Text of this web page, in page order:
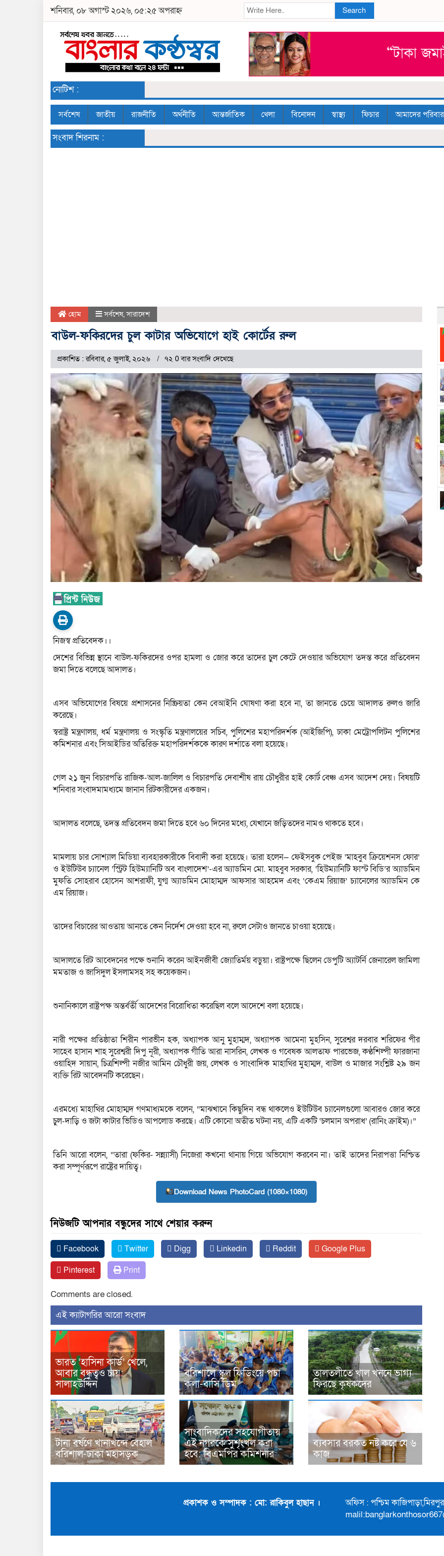
শনিবার, ০৮ অগাস্ট ২০২৬, ০৫:২৫ অপরাহ্ন Search
নোটিশ :
সর্বশেষ জাতীয় রাজনীতি অর্থনীতি আন্তর্জাতিক খেলা বিনোদন স্বাস্থ্য ফিচার আমাদের পরিবার
সংবাদ শিরনাম :
হোম সর্বশেষ,সারাদেশ
বাউল-ফকিরদের চুল কাটার অভিযোগে হাই কোর্টের রুল
প্রকাশিত : রবিবার, ৫ জুলাই, ২০২৬ ৭২ 0 বার সংবাদি দেখেছে
নিজস্ব প্রতিবেদক।।
দেশের বিভিন্ন স্থানে বাউল-ফকিরদের ওপর হামলা ও জোর করে তাদের চুল কেটে দেওয়ার অভিযোগ তদন্ত করে প্রতিবেদন
জমা দিতে বলেছে আদালত।
এসব অভিযোগের বিষয়ে প্রশাসনের নিষ্ক্রিয়তা কেন বেআইনি ঘোষণা করা হবে না, তা জানতে চেয়ে আদালত রুলও জারি
করেছে।
স্বরাষ্ট্র মন্ত্রণালয়, ধর্ম মন্ত্রণালয় ও সংস্কৃতি মন্ত্রণালয়ের সচিব, পুলিশের মহাপরিদর্শক (আইজিপি), ঢাকা মেট্রোপলিটন পুলিশের
কমিশনার এবং সিআইডির অতিরিক্ত মহাপরিদর্শককে কারণ দর্শাতে বলা হয়েছে।
গেল ২১ জুন বিচারপতি রাজিক-আল-জালিল ও বিচারপতি দেবাশীষ রায় চৌধুরীর হাই কোর্ট বেঞ্চ এসব আদেশ দেয়। বিষয়টি
শনিবার সংবাদমামধ্যমে জানান রিটকারীদের একজন।
আদালত বলেছে, তদন্ত প্রতিবেদন জমা দিতে হবে ৬০ দিনের মধ্যে, যেখানে জড়িতদের নামও থাকতে হবে।
মামলায় চার সোশ্যাল মিডিয়া ব্যবহারকারীকে বিবাদী করা হয়েছে। তারা হলেন— ফেইসবুক পেইজ ‘মাহবুব ক্রিয়েশনস ফোর’
ও ইউটিউব চ্যানেল ‘স্ট্রিট হিউম্যানিটি অব বাংলাদেশ’-এর অ্যাডমিন মো. মাহবুব সরকার, ‘হিউম্যানিটি ফাস্ট বিডি’র অ্যাডমিন
মুফতি সোহরাব হোসেন আশরাফী, যুগ্ম অ্যাডমিন মোহাম্মদ আফসার আহমেদ এবং ‘কেএম রিয়াজ’ চ্যানেলের অ্যাডমিন কে
এম রিয়াজ।
তাদের বিচারের আওতায় আনতে কেন নির্দেশ দেওয়া হবে না, রুলে সেটাও জানতে চাওয়া হয়েছে।
আদালতে রিট আবেদনের পক্ষে শুনানি করেন আইনজীবী জ্যোতির্ময় বড়ুয়া। রাষ্ট্রপক্ষে ছিলেন ডেপুটি অ্যাটর্নি জেনারেল জামিলা
মমতাজ ও জাসিদুল ইসলামসহ সহ কয়েকজন।
শুনানিকালে রাষ্ট্রপক্ষ অন্তর্বর্তী আদেশের বিরোধিতা করেছিল বলে আদেশে বলা হয়েছে।
নারী পক্ষের প্রতিষ্ঠাতা শিরীন পারভীন হক, অধ্যাপক আনু মুহাম্মদ, অধ্যাপক আমেনা মুহসিন, সুরেশ্বর দরবার শরিফের পীর
সাহেব হাসান শাহ সুরেশ্বরী দিপু নূরী, অধ্যাপক গীতি আরা নাসরিন, লেখক ও গবেষক আলতাফ পারভেজ, কণ্ঠশিল্পী ফারজানা
ওয়াহিদ সায়ান, চিত্রশিল্পী নজীর আমিন চৌধুরী জয়, লেখক ও সাংবাদিক মাহাথির মুহাম্মদ, বাউল ও মাজার সংশ্লিষ্ট ২৯ জন
ব্যক্তি রিট আবেদনটি করেছেন।
এরমধ্যে মাহাথির মোহাম্মদ গণমাধ্যমকে বলেন, “মাঝখানে কিছুদিন বন্ধ থাকলেও ইউটিউব চ্যানেলগুলো আবারও জোর করে
চুল-দাড়ি ও জটা কাটার ভিডিও আপলোড করছে। এটি কোনো অতীত ঘটনা নয়, এটি একটি ‘চলমান অপরাধ’ (রানিং ক্রাইম)।”
তিনি আরো বলেন, “তারা (ফকির- সন্ন্যাসী) নিজেরা কখনো থানায় গিয়ে অভিযোগ করবেন না। তাই তাদের নিরাপত্তা নিশ্চিত
করা সম্পূর্ণরূপে রাষ্ট্রের দায়িত্ব।
Download News PhotoCard (1080×1080)
নিউজটি আপনার বন্ধুদের সাথে শেয়ার করুন
Facebook Twitter Digg Linkedin Reddit
Google Plus
Pinterest
Print
Comments are closed.
‍এই ক্যাটাগরির ‍আরো সংবাদ
ভারত ‘হাসিনা কার্ড’ খেলে,
আবার বন্ধুত্বও চায়:
সালাহউদ্দিন
বরিশালে স্কুল ফিডিংয়ে পচা
কলা-বাসি ডিম
তালতলীতে খাল খননে ভাগ্য
ফিরছে কৃষকদের
টানা বর্ষণে খানাখন্দে বেহাল
বরিশাল-ঢাকা মহাসড়ক
সাংবাদিকদের সহযোগীতায়
এই নগরকে সুশৃংখল করা
হবে: বিএমপির কমিশনার
ব্যবসার বরকত নষ্ট করে যে ৬
কাজ
প্রকাশক ও সম্পাদক : মো: রাকিবুল হাছান ।
অফিস : পশ্চিম